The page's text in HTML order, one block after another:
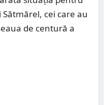
cei care au
de centură a